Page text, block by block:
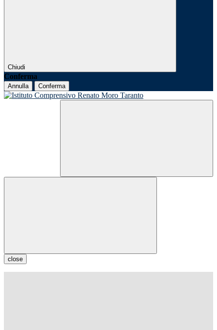
Chiudi
Conferma
Annulla Conferma
close